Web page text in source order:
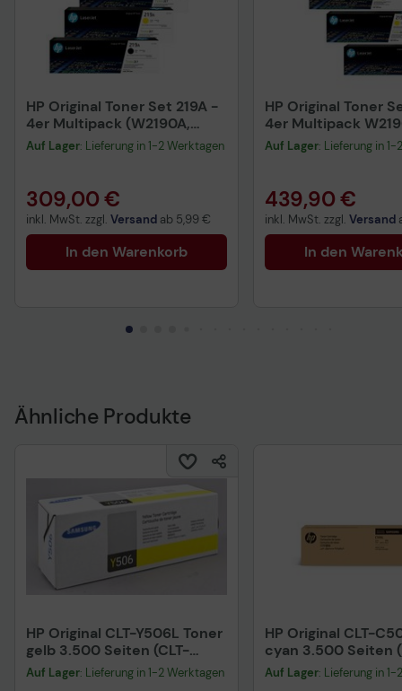
HP Original Toner Set 219A -
4er Multipack (W2190A,
W2191A, W2192A, W2193A)
Auf Lager: Lieferung in 1-2 Werktagen
309,00 €
inkl. MwSt. zzgl. Versand ab 5,99 €
In den Warenkorb
HP Original Toner
4er Multipack
W2191X, W2192X,
cyan, magenta,
Auf Lager: Lieferung in
439,90 €
inkl. MwSt. zzgl. Versand
In den
Ähnliche Produkte
HP Original CLT-Y506L Toner
gelb 3.500 Seiten (CLT-
Y506L/ELS) für CLP-
680DW/ND, CLX-
Auf Lager: Lieferung in 1-2 Werktagen
HP Original CLT-
cyan 3.500 Seiten
für CLP-680DW/
6260FD/FR/FW/ND
Auf Lager: Lieferung in